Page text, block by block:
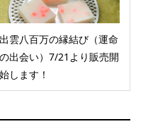
出雲八百万の縁結び（運命
の出会い）7/21より販売開
始します！